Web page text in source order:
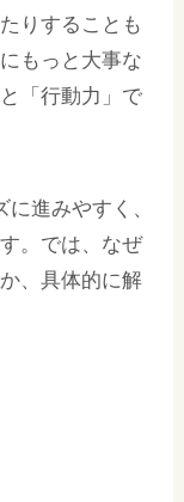
りすることも
もっと大事な
「行動力」で
進みやすく、
。では、なぜ
、具体的に解